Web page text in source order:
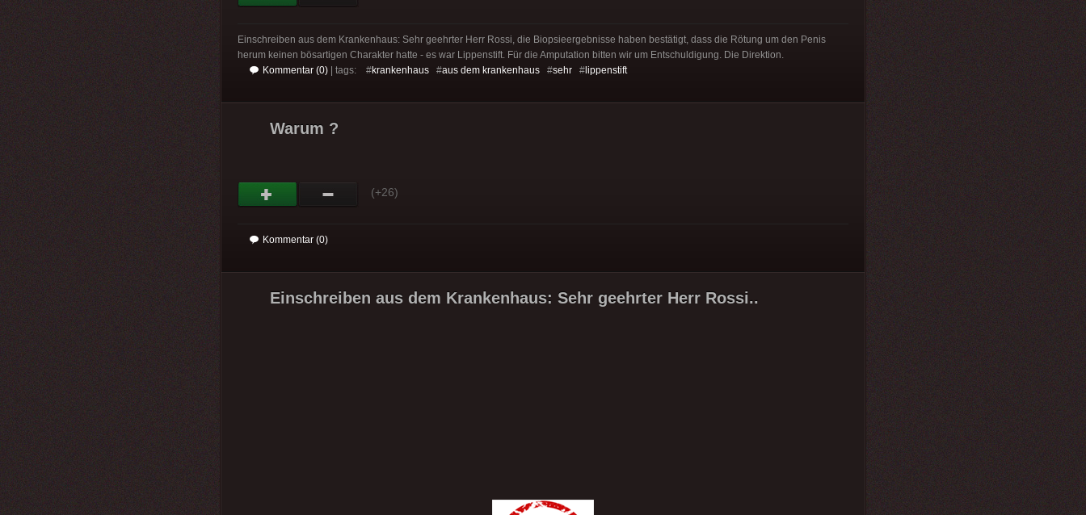
Einschreiben aus dem Krankenhaus: Sehr geehrter Herr Rossi, die Biopsieergebnisse haben bestätigt, dass die Rötung um den Penis
herum keinen bösartigen Charakter hatte - es war Lippenstift. Für die Amputation bitten wir um Entschuldigung. Die Direktion.
Kommentar (0) | tags: #krankenhaus #aus dem krankenhaus #sehr # lippenstift
Warum ?
(+26)
Kommentar (0)
Einschreiben aus dem Krankenhaus: Sehr geehrter Herr Rossi..